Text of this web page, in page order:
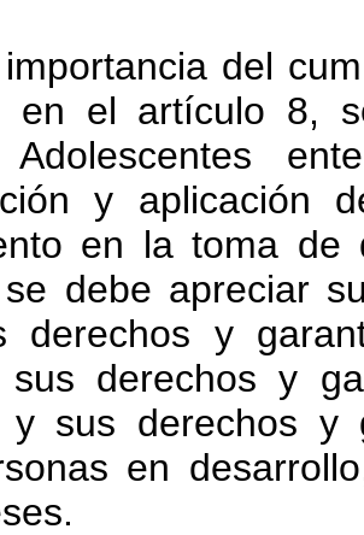
del
en el artículo 8,
y aplicación
en la toma de
debe apreciar
derechos y
derechos y
y sus derechos y
en